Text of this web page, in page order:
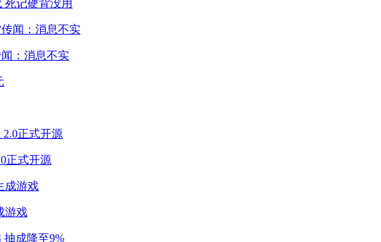
记硬背没用
：消息不实
正式开源
游戏